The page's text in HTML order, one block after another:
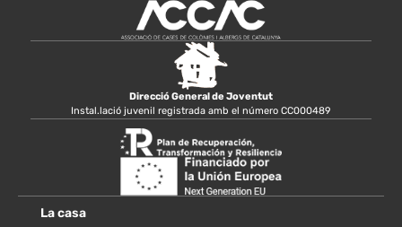
Direcció General de Joventut
Instal.lació juvenil registrada amb el número CC000489
La casa